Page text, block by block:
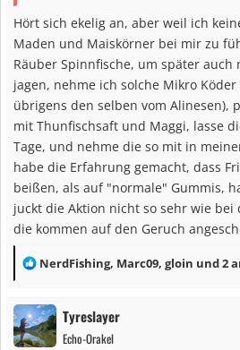
es trotzdem. Nur mit der Ester-Mainline
warm....mal schauen, ob ich bei
2lb FC ausprobieren.
Hört sich ekelig an, aber weil ich
Maden und Maiskörner bei mir zu
Räuber Spinnfische, um später auch
jagen, nehme ich solche Mikro
übrigens den selben vom Alinesen),
mit Thunfischsaft und Maggi, lasse
Tage, und nehme die so mit in
habe die Erfahrung gemacht, dass
beißen, als auf "normale" Gummis,
juckt die Aktion nicht so sehr wie bei
die kommen auf den Geruch
R
a
k
t
NerdFishing, Marc09, gloin und 2
Tyreslayer
Echo-Orakel